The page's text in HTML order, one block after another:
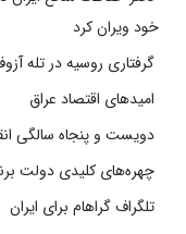
خود ویران کرد
گرفتاری روسیه در تله
امیدهای اقتصاد عراق
دویست و پنجاه سالگی
چهره‌های کلیدی دولت
تلگراف گراهام برای ایران